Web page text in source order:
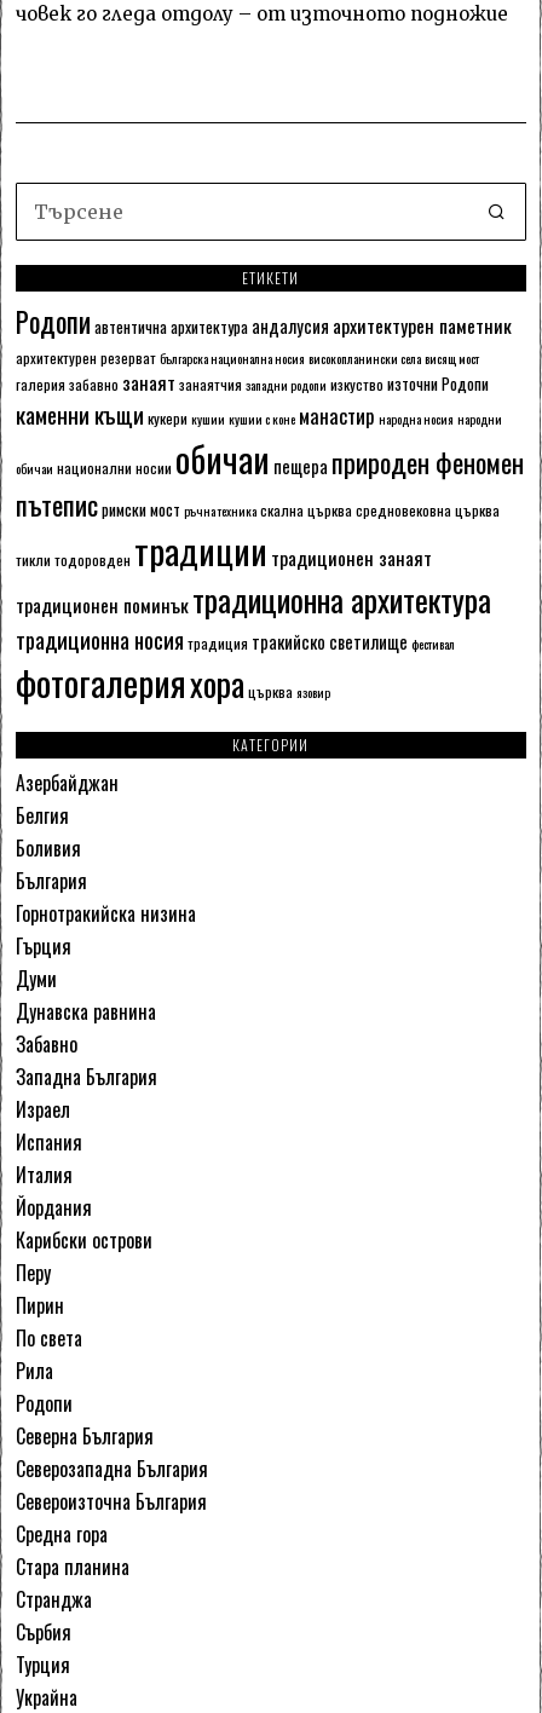
човек го гледа отдолу – от източното подножие
ЕТИКЕТИ
Родопи автентична архитектура андалусия архитектурен паметник
архитектурен резерват българска национална носия високопланински села висящ мост
галерия забавно занаят занаятчия западни родопи изкуство източни Родопи
каменни къщи кукери кушии кушии с коне манастир народна носия народни
обичаи национални носии обичаи пещера природен феномен
пътеписримски мост ръчна техника скална църквасредновековна църква
тикли тодоровден традиции традиционен занаят
традиционен поминъктрадиционна архитектура
традиционна носия традиция тракийско светилище фестивал
фотогалерияхора църква язовир
КАТЕГОРИИ
Азербайджан
Белгия
Боливия
България
Горнотракийска низина
Гърция
Думи
Дунавска равнина
Забавно
Западна България
Израел
Испания
Италия
Йордания
Карибски острови
Перу
Пирин
По света
Рила
Родопи
Северна България
Северозападна България
Североизточна България
Средна гора
Стара планина
Странджа
Сърбия
Турция
Украйна